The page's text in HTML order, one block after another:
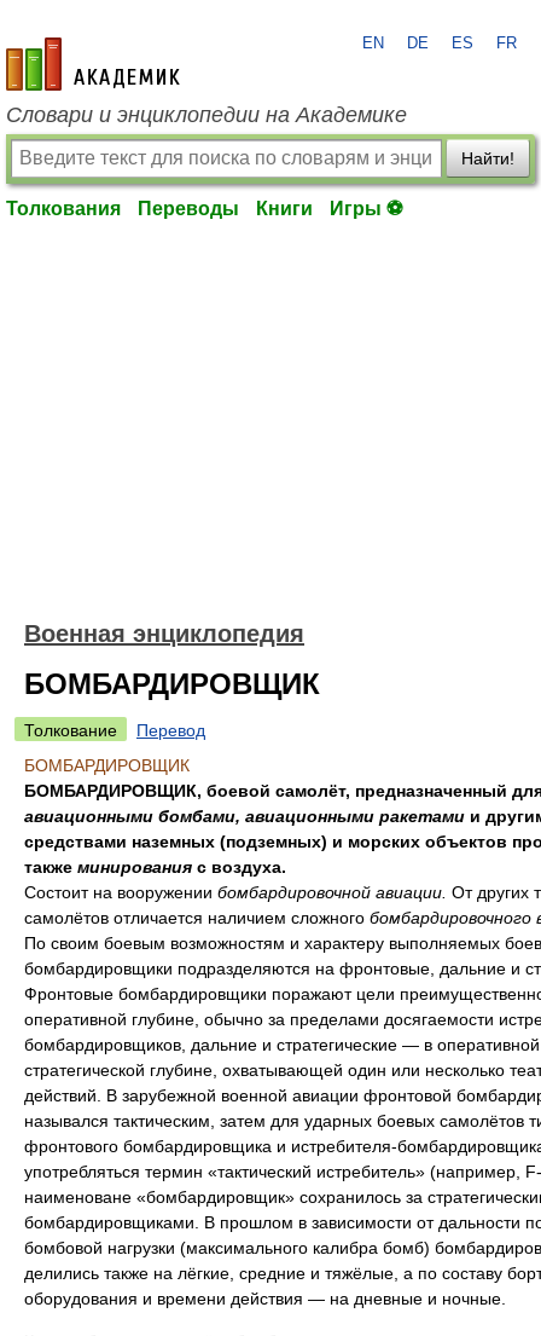
academic.ru
EN DE ES FR
Словари и энциклопедии на Академике
Найти!
Толкования Переводы Книги Игры ⚽
Военная энциклопедия
БОМБАРДИРОВЩИК
Толкование
Перевод
БОМБАРДИРОВЩИК
БОМБАРДИРОВЩИК, боевой самолёт, предназначенный
авиационными бомбами, авиационными ракетами и
средствами наземных (подземных) и морских объектов
также минирования с воздуха.
Состоит на вооружении бомбардировочной авиации. От других
самолётов отличается наличием сложного бомбардировочного
По своим боевым возможностям и характеру выполняемых
бомбардировщики подразделяются на фронтовые, дальние и
Фронтовые бомбардировщики поражают цели
оперативной глубине, обычно за пределами досягаемости
бомбардировщиков, дальние и стратегические — в
стратегической глубине, охватывающей один или несколько
действий. В зарубежной военной авиации фронтовой
назывался тактическим, затем для ударных боевых самолётов
фронтового бомбардировщика и истребителя-
употребляться термин «тактический истребитель» (например,
наименоване «бомбардировщик» сохранилось за
бомбардировщиками. В прошлом в зависимости от дальности
бомбовой нагрузки (максимального калибра бомб)
делились также на лёгкие, средние и тяжёлые, а по составу
оборудования и времени действия — на дневные и ночные.